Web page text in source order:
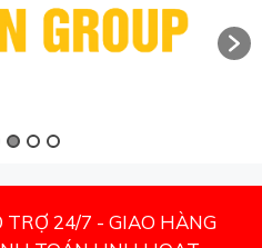
TRỢ 24/7 - GIAO HÀNG